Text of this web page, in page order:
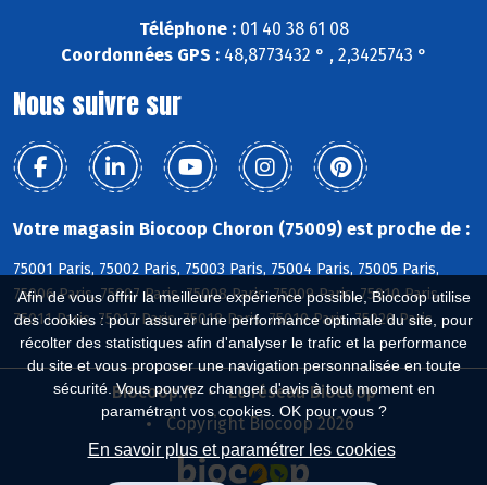
Afin de vous offrir la meilleure expérience possible, Biocoop utilise
des cookies : pour assurer une performance optimale du site, pour
récolter des statistiques afin d'analyser le trafic et la performance
du site et vous proposer une navigation personnalisée en toute
sécurité. Vous pouvez changer d'avis à tout moment en
paramétrant vos cookies. OK pour vous ?
En savoir plus et paramétrer les cookies
Téléphone :01 40 38 61 08
Coordonnées GPS :48,8773432 ° , 2,3425743 °
Nous suivre sur
Votre magasin Biocoop Choron (75009) est proche de :
75001 Paris, 75002 Paris, 75003 Paris, 75004 Paris, 75005 Paris,
75006 Paris, 75007 Paris, 75008 Paris, 75009 Paris, 75010 Paris,
75011 Paris, 75017 Paris, 75018 Paris, 75019 Paris, 75020 Paris
Biocoop.fr
Le réseau Biocoop
Copyright Biocoop 2026